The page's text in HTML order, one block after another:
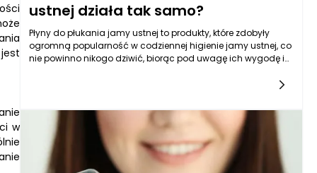
w
ustnej działa tak samo?
Płyny do płukania jamy ustnej to produkty, które zdobyły
ogromną popularność w codziennej higienie jamy ustnej, co
nie powinno nikogo dziwić, biorąc pod uwagę ich wygodę i
przeznaczenia oraz używanych składników
aktywnych. Warto zrozumieć, co tak naprawdę kryje się za
różnorodnością płynów do płukania jamy ustnej, aby
podejmować świadome decyzje dotyczące ich wyboru.